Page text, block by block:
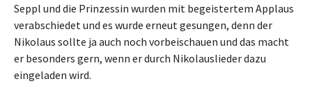
Seppl und die Prinzessin wurden mit begeistertem Applaus
verabschiedet und es wurde erneut gesungen, denn der
Nikolaus sollte ja auch noch vorbeischauen und das macht
er besonders gern, wenn er durch Nikolauslieder dazu
eingeladen wird.